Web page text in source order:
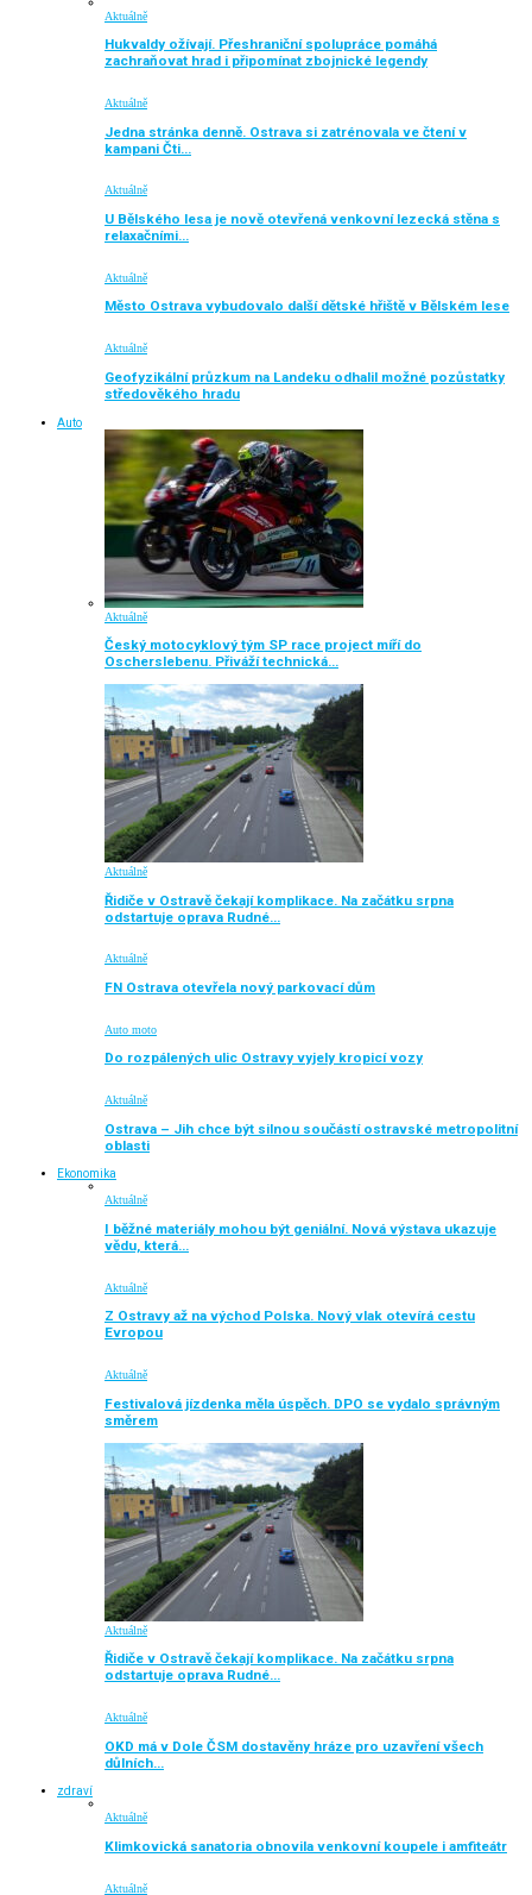
Aktuálně
Hukvaldy ožívají. Přeshraniční spolupráce pomáhá
zachraňovat hrad i připomínat zbojnické legendy
Aktuálně
Jedna stránka denně. Ostrava si zatrénovala ve čtení v
kampani Čti…
Aktuálně
U Bělského lesa je nově otevřená venkovní lezecká stěna s
relaxačními…
Aktuálně
Město Ostrava vybudovalo další dětské hřiště v Bělském lese
Aktuálně
Geofyzikální průzkum na Landeku odhalil možné pozůstatky
středověkého hradu
Auto
Aktuálně
Český motocyklový tým SP race project míří do
Oscherslebenu. Přiváží technická…
Aktuálně
Řidiče v Ostravě čekají komplikace. Na začátku srpna
odstartuje oprava Rudné…
Aktuálně
FN Ostrava otevřela nový parkovací dům
Auto moto
Do rozpálených ulic Ostravy vyjely kropicí vozy
Aktuálně
Ostrava – Jih chce být silnou součástí ostravské metropolitní
oblasti
Ekonomika
Aktuálně
I běžné materiály mohou být geniální. Nová výstava ukazuje
vědu, která…
Aktuálně
Z Ostravy až na východ Polska. Nový vlak otevírá cestu
Evropou
Aktuálně
Festivalová jízdenka měla úspěch. DPO se vydalo správným
směrem
Aktuálně
Řidiče v Ostravě čekají komplikace. Na začátku srpna
odstartuje oprava Rudné…
Aktuálně
OKD má v Dole ČSM dostavěny hráze pro uzavření všech
důlních…
zdraví
Aktuálně
Klimkovická sanatoria obnovila venkovní koupele i amfiteátr
Aktuálně